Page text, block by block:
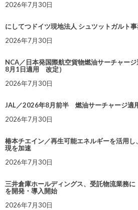
2026年7月30日
にしてつドイツ現地法人 シュツットガルト
2026年7月30日
NCA／日本発国際航空貨物燃油サーチャー
8月1日適用 改定）
2026年7月30日
JAL／2026年8月前半 燃油サーチャージ適
2026年7月30日
椿本チエイン／再生可能エネルギーを活用
現を加速
2026年7月30日
三井倉庫ホールディングス、受託物流業務に
を開発・導入開始
2026年7月30日